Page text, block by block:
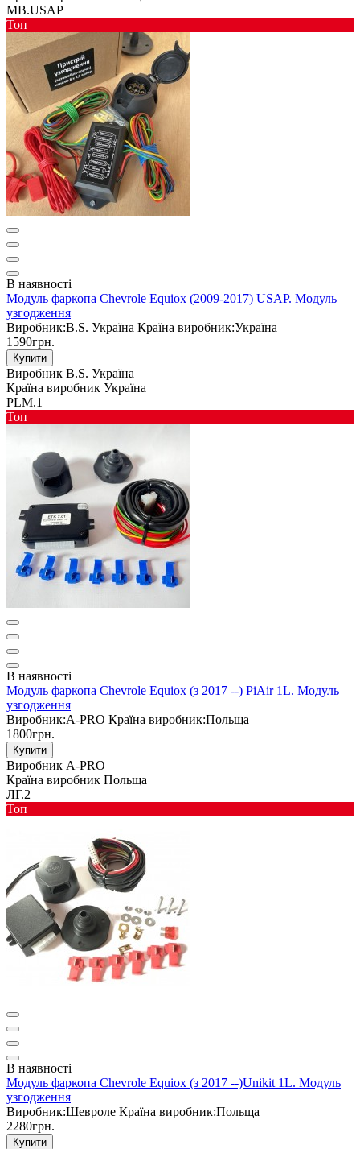
MB.USAP
Toп
В наявності
Модуль фаркопа Chevrole Equiox (2009-2017) USAP. Модуль
узгодження
Виробник:B.S. Україна Країна виробник:Україна
1590грн.
Купити
Виробник B.S. Україна
Країна виробник Україна
PLM.1
Toп
В наявності
Модуль фаркопа Chevrole Equiox (з 2017 --) PiAir 1L. Модуль
узгодження
Виробник:A-PRO Країна виробник:Польща
1800грн.
Купити
Виробник A-PRO
Країна виробник Польща
ЛГ.2
Toп
В наявності
Модуль фаркопа Chevrole Equiox (з 2017 --)Unikit 1L. Модуль
узгодження
Виробник:Шевроле Країна виробник:Польща
2280грн.
Купити